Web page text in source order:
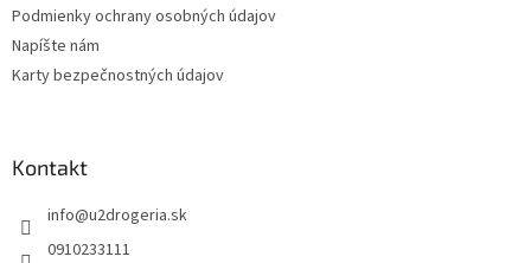
Podmienky ochrany osobných údajov
Napíšte nám
Karty bezpečnostných údajov
Kontakt
info@u2drogeria.sk
0910233111